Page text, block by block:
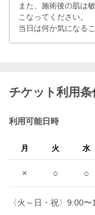
また、施術後の肌は
こなってください。
当日は何か気になる
チケット利用条
利用可能日時
月 火 水
× ○ ○
〈火～日・祝〉9:00